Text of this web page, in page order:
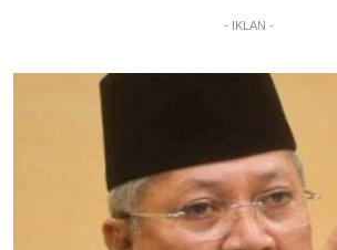
- IKLAN -